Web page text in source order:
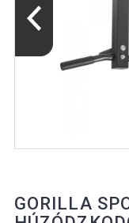
GORILLA